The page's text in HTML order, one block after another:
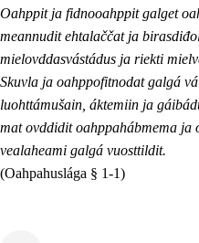
Oahppit ja fidnooahppit galget
meannudit ehtalaččat ja
mielovddasvástádus ja riekti
Skuvla ja oahppofitnodat galgá
luohttámušain, áktemiin ja
mat ovddidit oahppahábmema ja
vealaheami galgá vuosttildit.
(Oahpahuslága § 1-1)